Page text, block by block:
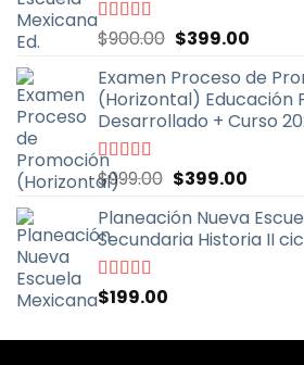
Valorado
con
5
$900.00 El
original
era:
$900.00.
$399.00El
actual
es:
Examen Proceso de
(Horizontal) Educación
Desarrollado + Curso
Valorado
con
5
$999.00 El
original
era:
$399.00El
actual
es:
Planeación Nueva
Secundaria Historia II
Valorado
$199.00